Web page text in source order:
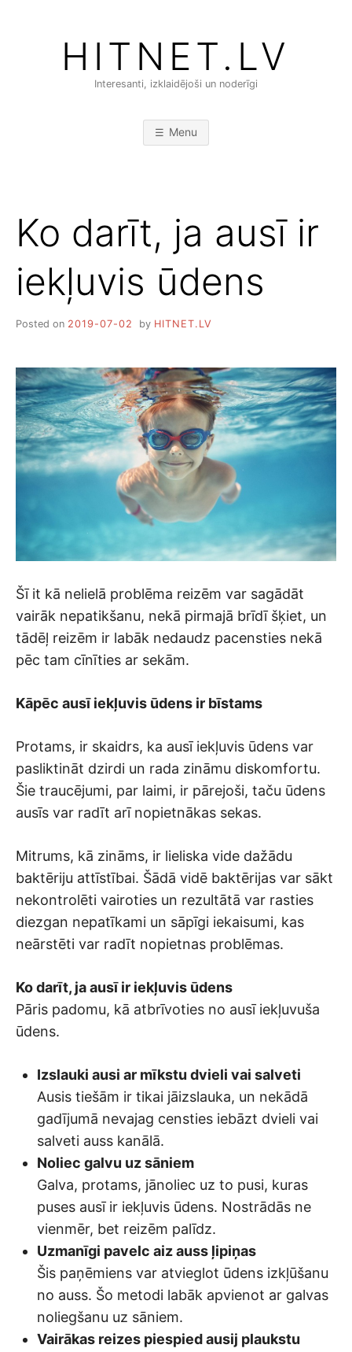
HITNET.LV
Interesanti, izklaidējoši un noderīgi
Menu
Ko darīt, ja ausī ir
iekļuvis ūdens
Posted on 2019-07-02 by HITNET.LV
Šī it kā nelielā problēma reizēm var sagādāt
vairāk nepatikšanu, nekā pirmajā brīdī šķiet, un
tādēļ reizēm ir labāk nedaudz pacensties nekā
pēc tam cīnīties ar sekām.
Kāpēc ausī iekļuvis ūdens ir bīstams
Protams, ir skaidrs, ka ausī iekļuvis ūdens var
pasliktināt dzirdi un rada zināmu diskomfortu.
Šie traucējumi, par laimi, ir pārejoši, taču ūdens
ausīs var radīt arī nopietnākas sekas.
Mitrums, kā zināms, ir lieliska vide dažādu
baktēriju attīstībai. Šādā vidē baktērijas var sākt
nekontrolēti vairoties un rezultātā var rasties
diezgan nepatīkami un sāpīgi iekaisumi, kas
neārstēti var radīt nopietnas problēmas.
Ko darīt, ja ausī ir iekļuvis ūdens
Pāris padomu, kā atbrīvoties no ausī iekļuvuša
ūdens.
Izslauki ausi ar mīkstu dvieli vai salveti
Ausis tiešām ir tikai jāizslauka, un nekādā
gadījumā nevajag censties iebāzt dvieli vai
salveti auss kanālā.
Noliec galvu uz sāniem
Galva, protams, jānoliec uz to pusi, kuras
puses ausī ir iekļuvis ūdens. Nostrādās ne
vienmēr, bet reizēm palīdz.
Uzmanīgi pavelc aiz auss ļipiņas
Šis paņēmiens var atvieglot ūdens izkļūšanu
no auss. Šo metodi labāk apvienot ar galvas
noliegšanu uz sāniem.
Vairākas reizes piespied ausij plaukstu